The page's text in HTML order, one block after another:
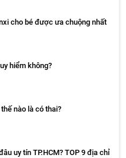
cho bé được ưa chuộng nhất
hiểm không?
nào là có thai?
uy tín TP.HCM? TOP 9 địa chỉ